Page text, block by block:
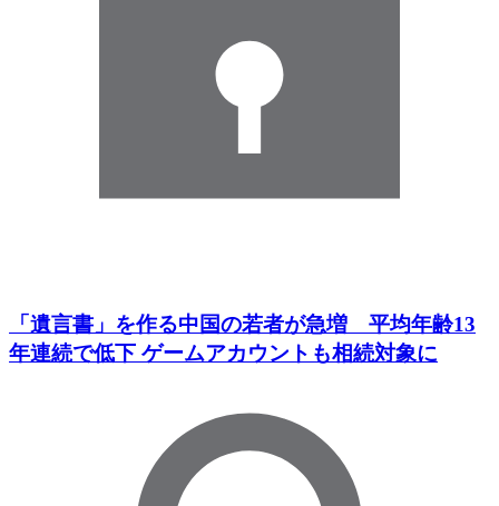
「遺言書」を作る中国の若者が急増 平均年齢13
年連続で低下 ゲームアカウントも相続対象に